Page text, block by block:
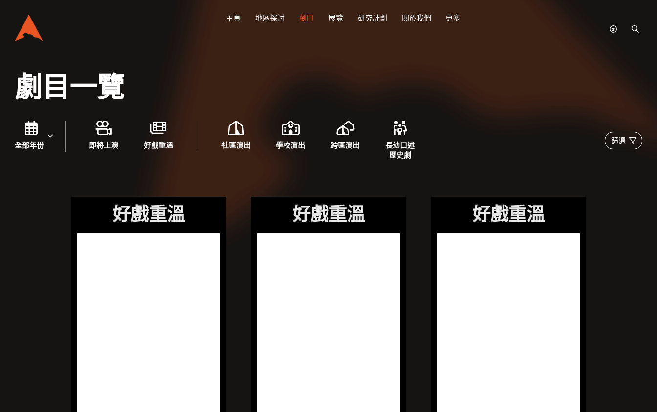
主頁 地區探討 劇目 展覽 研究計劃 關於我們 更多
無
搜
劇目一覽
全部年份 即將上演 好戲重溫 社區演出 學校演出 跨區演出
長幼口述
歷史劇
篩選
好戲重溫 好戲重溫 好戲重溫